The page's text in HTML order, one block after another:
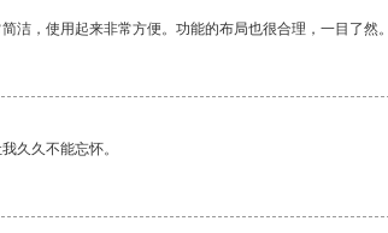
洁，使用起来非常方便。功能的布局也很合理，一目了然。
久久不能忘怀。